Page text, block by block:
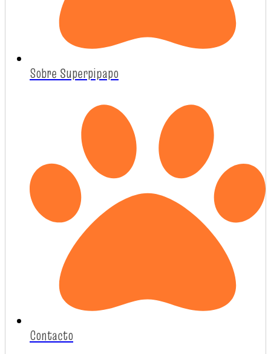
Sobre Superpipapo
Contacto